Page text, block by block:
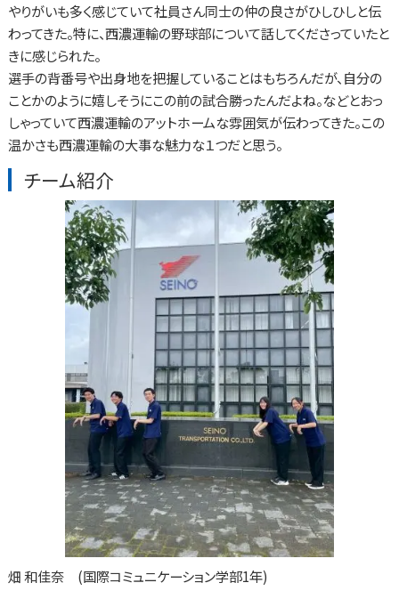
やりがいも多く感じていて社員さん同士の仲の良さがひしひしと伝
わってきた。特に、西濃運輸の野球部について話してくださっていたと
きに感じられた。
選手の背番号や出身地を把握していることはもちろんだが、自分の
ことかのように嬉しそうにこの前の試合勝ったんだよね。などとおっ
しゃっていて西濃運輸のアットホームな雰囲気が伝わってきた。この
温かさも西濃運輸の大事な魅力な１つだと思う。
チーム紹介
畑 和佳奈 (国際コミュニケーション学部1年)